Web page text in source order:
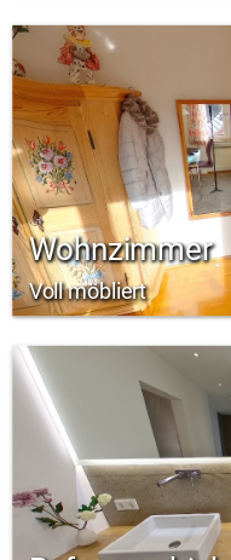
Wohnzimmer
Voll möbliert